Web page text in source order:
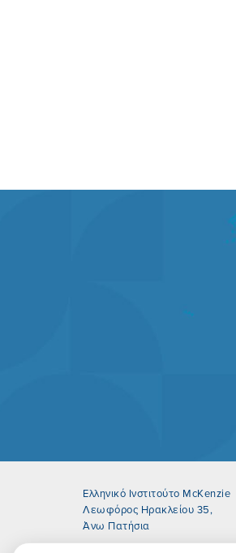
Ελληνικό Ινστιτούτο McKenzie
Λεωφόρος Ηρακλείου 35,
Άνω Πατήσια